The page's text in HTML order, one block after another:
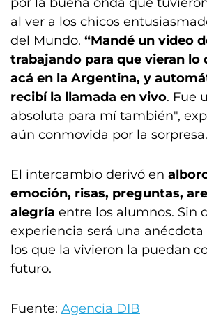
al ver a los chicos
del Mundo. “Mandé un video
trabajando para que vieran lo
acá en la Argentina, y
recibí la llamada en vivo. Fue
absoluta para mí también",
aún conmovida por la sorpresa.
El intercambio derivó en
emoción, risas, preguntas,
alegría entre los alumnos. Sin
experiencia será una
los que la vivieron la puedan
futuro.
Fuente: Agencia DIB